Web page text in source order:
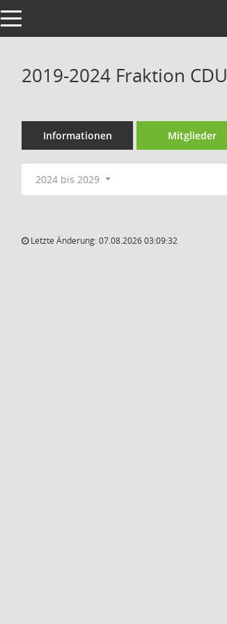
Toggle navigation
2019-2024 Fraktion CDU
Informationen Mitglieder
2024 bis 2029
Letzte Änderung: 07.08.2026 03:09:32